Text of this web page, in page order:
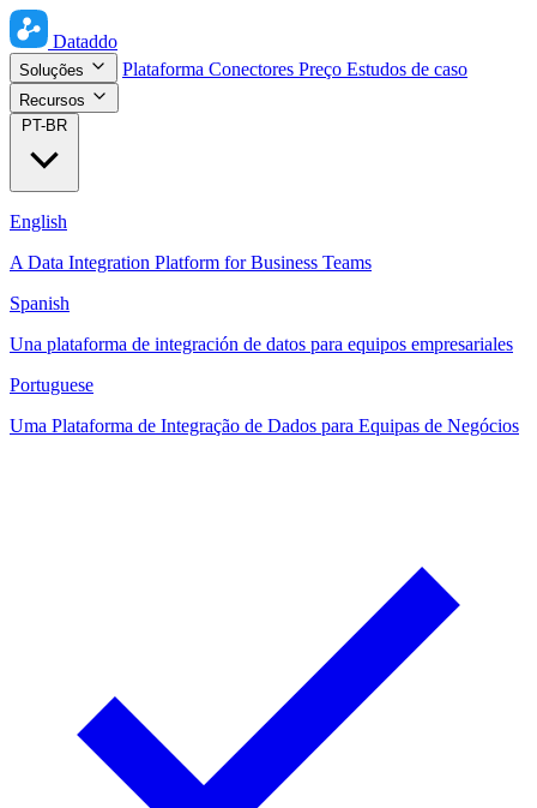
Dataddo
Soluções Plataforma Conectores Preço Estudos de caso
Recursos
PT-BR
English
A Data Integration Platform for Business Teams
Spanish
Una plataforma de integración de datos para equipos empresariales
Portuguese
Uma Plataforma de Integração de Dados para Equipas de Negócios